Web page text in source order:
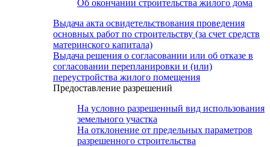
Об окончании строительства жилого дома
Выдача акта освидетельствования проведения
основных работ по строительству (за счет средств
материнского капитала)
Выдача решения о согласовании или об отказе в
согласовании перепланировки и (или)
переустройства жилого помещения
Предоставление разрешений
На условно разрешенный вид использования
земельного участка
На отклонение от предельных параметров
разрешенного строительства